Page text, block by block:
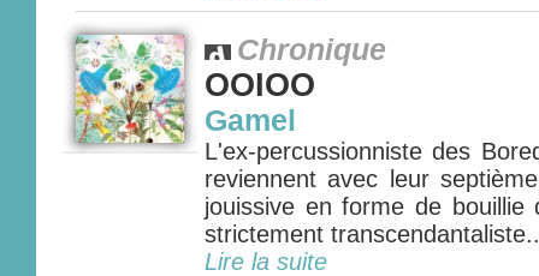
Chronique
OOIOO
Gamel
L'ex-percussionniste des
reviennent avec leur
jouissive en forme de bouillie
strictement
Lire la suite